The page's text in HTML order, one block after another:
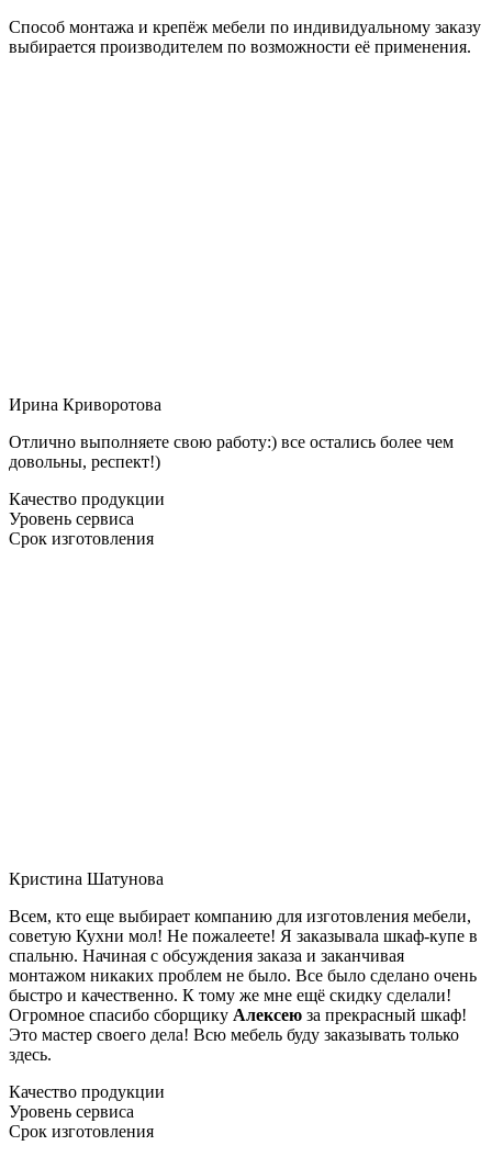
Способ монтажа и крепёж мебели по индивидуальному заказу
выбирается производителем по возможности её применения.
Ирина Криворотова
Отлично выполняете свою работу:) все остались более чем
довольны, респект!)
Качество продукции
Уровень сервиса
Срок изготовления
Кристина Шатунова
Всем, кто еще выбирает компанию для изготовления мебели,
советую Кухни мол! Не пожалеете! Я заказывала шкаф-купе в
спальню. Начиная с обсуждения заказа и заканчивая
монтажом никаких проблем не было. Все было сделано очень
быстро и качественно. К тому же мне ещё скидку сделали!
Огромное спасибо сборщику Алексею за прекрасный шкаф!
Это мастер своего дела! Всю мебель буду заказывать только
здесь.
Качество продукции
Уровень сервиса
Срок изготовления